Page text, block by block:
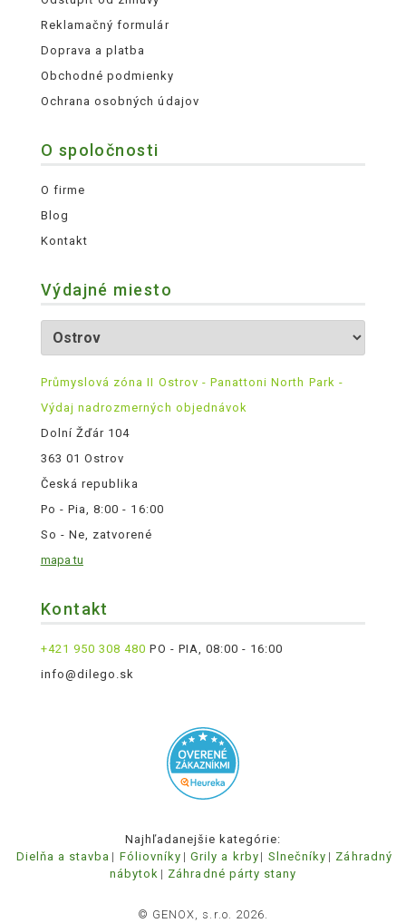
Reklamačný formulár
Doprava a platba
Obchodné podmienky
Ochrana osobných údajov
O spoločnosti
O firme
Blog
Kontakt
Výdajné miesto
Průmyslová zóna II Ostrov - Panattoni North Park -
Výdaj nadrozmerných objednávok
Dolní Žďár 104
363 01 Ostrov
Česká republika
Po - Pia, 8:00 - 16:00
So - Ne, zatvorené
mapa tu
Kontakt
+421 950 308 480 PO - PIA, 08:00 - 16:00
info@dilego.sk
Najhľadanejšie kategórie:
Dielňa a stavba
Fóliovníky Grily a krby Slnečníky
Záhradný
nábytok
Záhradné párty stany
© GENOX, s.r.o. 2026.